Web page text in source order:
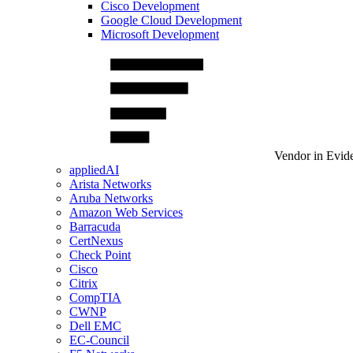
Cisco Development
Google Cloud Development
Microsoft Development
Vendor in
appliedAI
Arista Networks
Aruba Networks
Amazon Web Services
Barracuda
CertNexus
Check Point
Cisco
Citrix
CompTIA
CWNP
Dell EMC
EC-Council